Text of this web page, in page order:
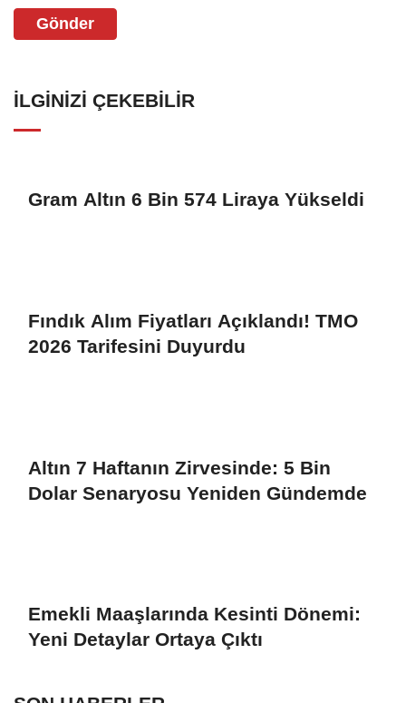
Gönder
İLGINIZI ÇEKEBILIR
Gram Altın 6 Bin 574 Liraya Yükseldi
Fındık Alım Fiyatları Açıklandı! TMO
2026 Tarifesini Duyurdu
Altın 7 Haftanın Zirvesinde: 5 Bin
Dolar Senaryosu Yeniden Gündemde
Emekli Maaşlarında Kesinti Dönemi:
Yeni Detaylar Ortaya Çıktı